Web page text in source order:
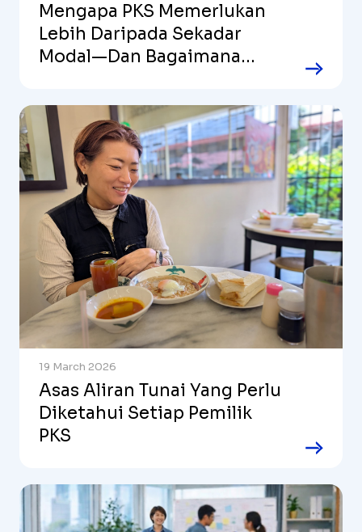
Mengapa PKS Memerlukan
Lebih Daripada Sekadar
Modal—Dan Bagaimana
19 March 2026
Asas Aliran Tunai Yang Perlu
Diketahui Setiap Pemilik
PKS